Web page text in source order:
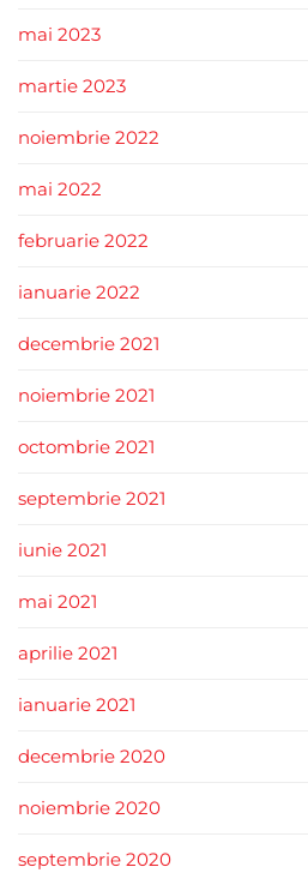
mai 2023
martie 2023
noiembrie 2022
mai 2022
februarie 2022
ianuarie 2022
decembrie 2021
noiembrie 2021
octombrie 2021
septembrie 2021
iunie 2021
mai 2021
aprilie 2021
ianuarie 2021
decembrie 2020
noiembrie 2020
septembrie 2020